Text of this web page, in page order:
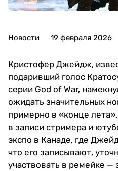
Новости 19 февраля 2026
Кристофер Джейдж,
подаривший голос
серии God of War,
ожидать значительных
примерно в «конце
в записи стримера и
экспо в Канаде, где
что его записывают,
участвовать в ремейке —